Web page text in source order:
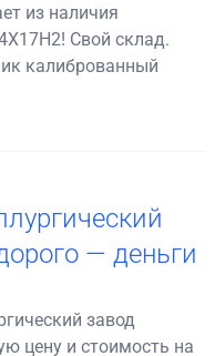
из наличия
Свой склад.
калиброванный
— деньги
завод
цену и стоимость на